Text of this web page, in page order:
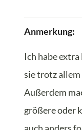
Anmerkung:
Ich habe
sie trotz allem
Außerdem
größere oder